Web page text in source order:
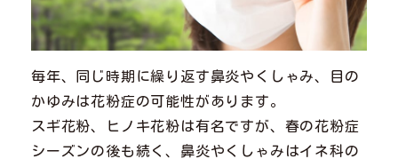
毎年、同じ時期に繰り返す鼻炎やくしゃみ、目の
かゆみは花粉症の可能性があります。
スギ花粉、ヒノキ花粉は有名ですが、春の花粉症
シーズンの後も続く、鼻炎やくしゃみはイネ科の